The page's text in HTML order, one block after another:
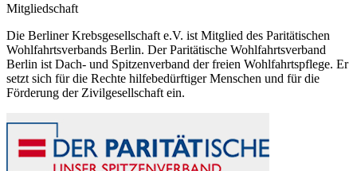
Mitgliedschaft
Die Berliner Krebsgesellschaft e.V. ist Mitglied des Paritätischen
Wohlfahrtsverbands Berlin. Der Paritätische Wohlfahrtsverband
Berlin ist Dach- und Spitzenverband der freien Wohlfahrtspflege. Er
setzt sich für die Rechte hilfebedürftiger Menschen und für die
Förderung der Zivilgesellschaft ein.